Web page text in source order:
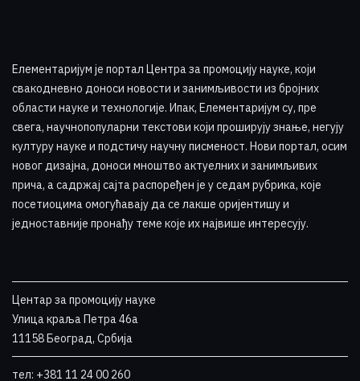
Елементаријум је портал Центра за промоцију науке, који
свакодневно доноси новости и занимљивости из бројних
области науке и технологије. Ипак, Елементаријум су, пре
свега, научнопопуларни текстови који проширују знање, негују
културу науке и подстичу научну писменост. Нови портал, осим
новог дизајна, доноси мноштво актуелних и занимљивих
прича, а садржај сајта распоређен је у седам рубрика, које
посетиоцима омогућавају да се лакше оријентишу и
једноставније пронађу теме које их највише интересују.
Центар за промоцију науке
Улица краља Петра 46a
11158 Београд, Србија
тел: +381 11 24 00 260